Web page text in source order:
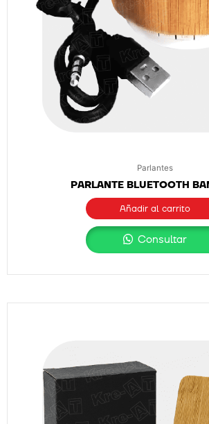
Parlantes
PARLANTE BLUETOOTH
Añadir al carrito
Consultar